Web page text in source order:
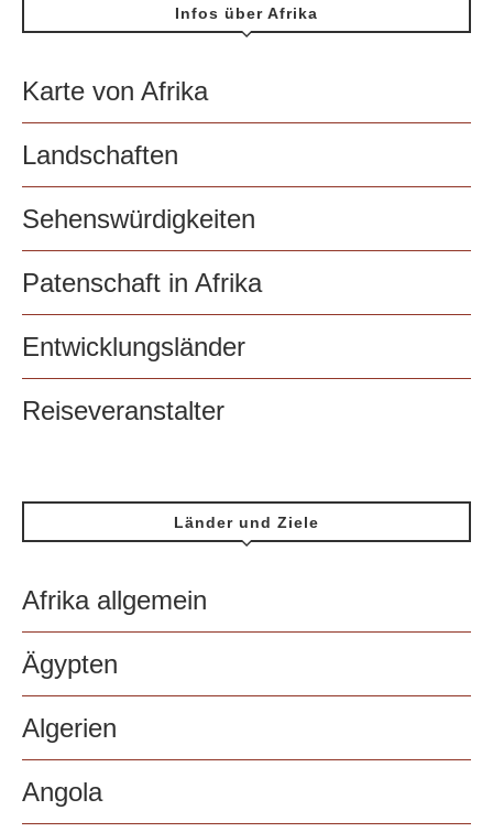
Infos über Afrika
Karte von Afrika
Landschaften
Sehenswürdigkeiten
Patenschaft in Afrika
Entwicklungsländer
Reiseveranstalter
Länder und Ziele
Afrika allgemein
Ägypten
Algerien
Angola